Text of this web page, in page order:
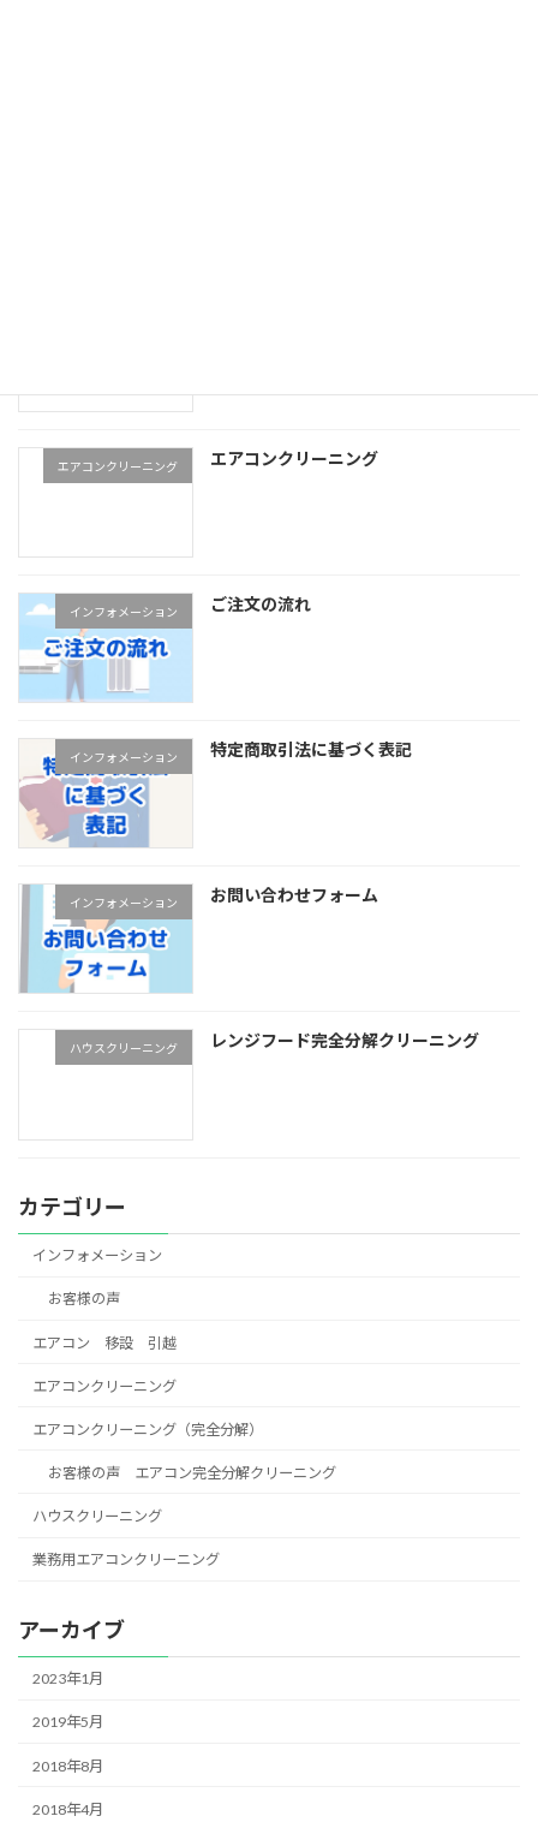
エアコンクリーニング エアコンクリーニング
インフォメーション ご注文の流れ
インフォメーション 特定商取引法に基づく表記
インフォメーション お問い合わせフォーム
ハウスクリーニング レンジフード完全分解クリーニング
カテゴリー
インフォメーション
お客様の声
エアコン 移設 引越
エアコンクリーニング
エアコンクリーニング（完全分解）
お客様の声 エアコン完全分解クリーニング
ハウスクリーニング
業務用エアコンクリーニング
アーカイブ
2023年1月
2019年5月
2018年8月
2018年4月